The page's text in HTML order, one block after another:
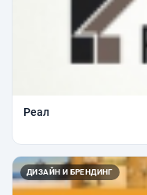
Реал
ДИЗАЙН И БРЕНДИНГ